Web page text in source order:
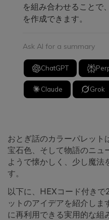
を組み合わせることで
を作成できます。
Ask AI for a summary
ChatGPT
Claude Grok
おとぎ話のカラーパレット
宝石色、そして物語のニュ
ようで懐かしく、少し魔法
す。
以下に、HEXコード付き
ットのアイデアを紹介し
に再利用できる実用的な組